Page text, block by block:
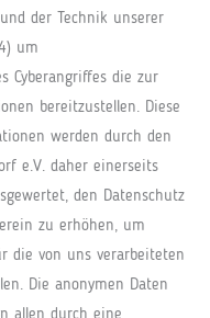
der Technik unserer
um
Cyberangriffes die zur
bereitzustellen. Diese
werden durch den
e.V. daher einerseits
den Datenschutz
zu erhöhen, um
die von uns verarbeiteten
Die anonymen Daten